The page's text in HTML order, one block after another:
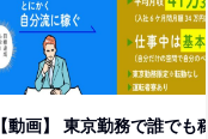
【動画】 東京勤務で誰でも